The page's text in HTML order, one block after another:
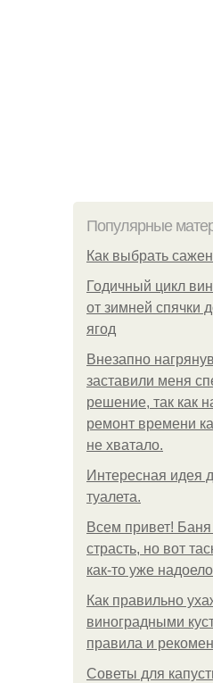
Популярные
Как выбрать
Годичный цикл
от зимней спячки
ягод
Внезапно
заставили меня
решение, так как
ремонт времени
не хватало.
Интересная идея
туалета.
Всем привет!
страсть, но вот
как-то уже
Как правильно
виноградными
правила и
Советы для